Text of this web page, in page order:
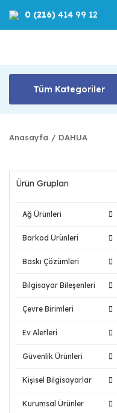
0 (216) 414 99 12
Tüm Kategoriler
Anasayfa DAHUA
Ürün Grupları
Ağ Ürünleri
Barkod Ürünleri
Baskı Çözümleri
Bilgisayar Bileşenleri
Çevre Birimleri
Ev Aletleri
Güvenlik Ürünleri
Kişisel Bilgisayarlar
Kurumsal Ürünler